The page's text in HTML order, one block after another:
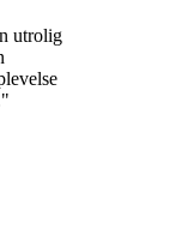
utrolig
"